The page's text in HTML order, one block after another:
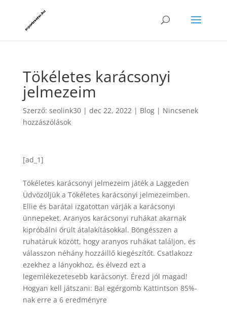
Tökéletes karácsonyi
jelmezeim
Szerző: seolink30| dec 22, 2022| Blog| Nincsenek
hozzászólások
[ad_1]
Tökéletes karácsonyi jelmezeim játék a Laggeden
Üdvözöljük a Tökéletes karácsonyi jelmezeimben.
Ellie és barátai izgatottan várják a karácsonyi
ünnepeket. Aranyos karácsonyi ruhákat akarnak
kipróbálni őrült átalakításokkal. Böngésszen a
ruhatáruk között, hogy aranyos ruhákat találjon, és
válasszon néhány hozzáillő kiegészítőt. Csatlakozz
ezekhez a lányokhoz, és élvezd ezt a
legemlékezetesebb karácsonyt. Érezd jól magad!
Hogyan kell játszani: Bal egérgomb Kattintson 85%-
nak erre a 6 eredményre